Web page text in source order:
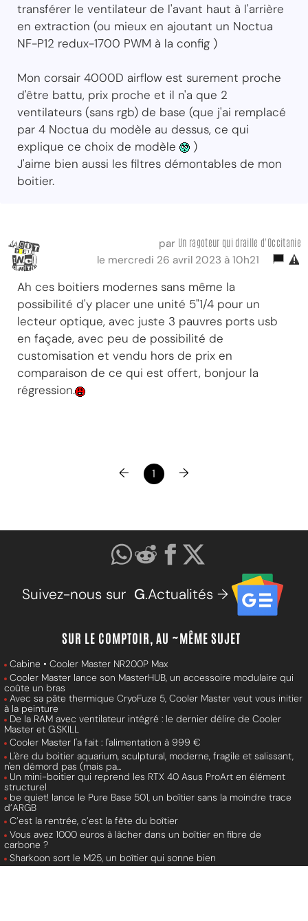
transférer le ventilateur de l'avant haut à l'arrière
en extraction (ou mieux en ajoutant un Noctua
NF-P12 redux-1700 PWM à la config )
Mon corsair 4000D airflow est surement proche
d'être battu, prix proche et il n'a que 2
ventilateurs (sans rgb) de base (que j'ai remplacé
par 4 Noctua du modèle au dessus, ce qui
explique ce choix de modèle
)
J'aime bien aussi les filtres démontables de mon
boitier.
par Un ragoteur qui draille d'Occitanie
le mercredi 26 avril 2023 à 10h21
Ah ces boitiers modernes sans même la
possibilité d'y placer une unité 5"1/4 pour un
lecteur optique, avec juste 3 pauvres ports usb
en façade, avec peu de possibilité de
customisation et vendu hors de prix en
comparaison de ce qui est offert, bonjour la
régression.
← 1 →
Suivez-nous sur G.Actualités →
SUR LE COMPTOIR, AU ~MÊME SUJET
Cabine • Cooler Master NR200P Max
Cooler Master lance son MasterHUB, un accessoire modulaire qui
coûte un bras
Avec sa pâte thermique CryoFuze 5, Cooler Master veut vous initier
à la peinture
De la RAM avec ventilateur intégré : le dernier délire de Cooler
Master et G.SKILL
Cooler Master l'a fait : l'alimentation à 999 €
L'ère du boitier aquarium, sculptural, moderne, fragile et salissant,
n'en démord pas (mais pa...
Un mini-boitier qui reprend les RTX 40 Asus ProArt en élément
structurel
be quiet! lance le Pure Base 501, un boîtier sans la moindre trace
d’ARGB
C’est la rentrée, c’est la fête du boîtier
Vous avez 1000 euros à lâcher dans un boîtier en fibre de
carbone ?
Sharkoon sort le M25, un boîtier qui sonne bien